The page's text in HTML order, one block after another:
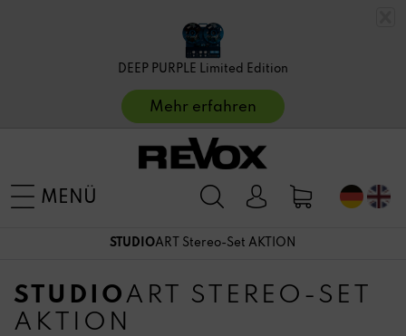
DEEP PURPLE Limited Edition
Mehr erfahren
MENÜ
STUDIOART Stereo-Set AKTION
STUDIOART STEREO-SET
AKTION